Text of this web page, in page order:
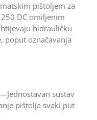
pištoljem za
250 DC omiljenim
hidrauličku
poput označavanja
sustav
pištolja svaki put